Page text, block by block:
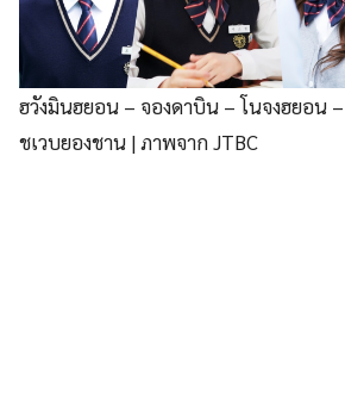
ฮวังมินฮยอน – จองดาบิน – โนจงฮยอน
ชเวบยองชาน | ภาพจาก JTBC